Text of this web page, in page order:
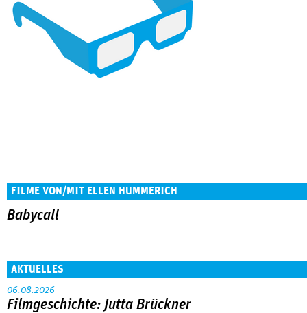
FILME VON/MIT ELLEN HUMMERICH
Babycall
AKTUELLES
06.08.2026
Filmgeschichte: Jutta Brückner